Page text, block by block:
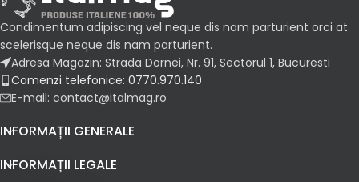
Condimentum adipiscing vel neque dis nam parturient orci at
scelerisque neque dis nam parturient.
Adresa Magazin: Strada Dornei, Nr. 91, Sectorul 1, Bucuresti
Comenzi telefonice: 0770.970.140
E-mail: contact@italmag.ro
INFORMAȚII GENERALE
INFORMAȚII LEGALE